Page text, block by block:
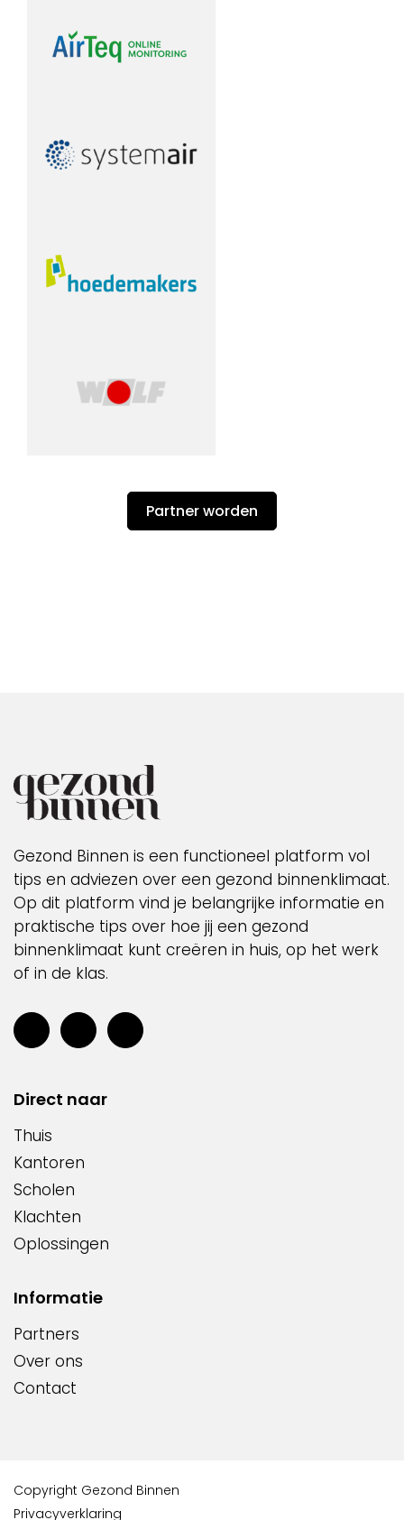
Partner worden
Gezond Binnen is een functioneel platform vol
tips en adviezen over een gezond binnenklimaat.
Op dit platform vind je belangrijke informatie en
praktische tips over hoe jij een gezond
binnenklimaat kunt creëren in huis, op het werk
of in de klas.
Direct naar
Thuis
Kantoren
Scholen
Klachten
Oplossingen
Informatie
Partners
Over ons
Contact
Copyright Gezond Binnen
Privacyverklaring